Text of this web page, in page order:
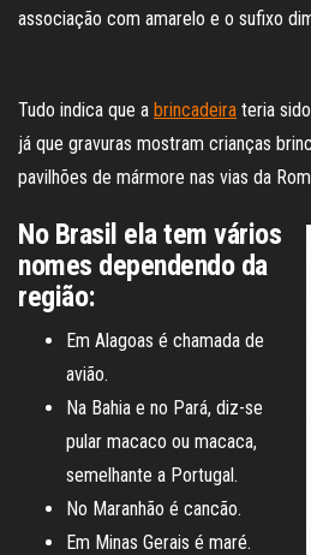
associação com amarelo e o sufixo
Tudo indica que a brincadeira teria
já que gravuras mostram crianças
pavilhões de mármore nas vias da
No Brasil ela tem vários
nomes dependendo da
região:
Em Alagoas é chamada de
avião.
Na Bahia e no Pará, diz-se
pular macaco ou macaca,
semelhante a Portugal.
No Maranhão é cancão.
Em Minas Gerais é maré.